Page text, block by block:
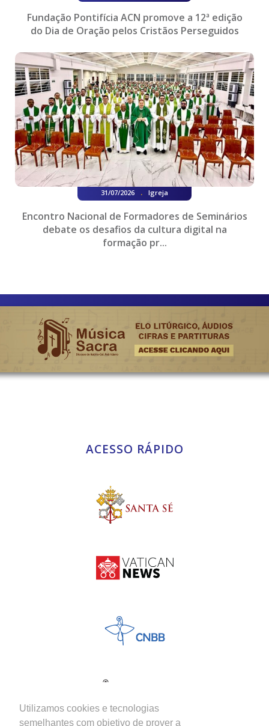
Utilizamos cookies e tecnologias
semelhantes com objetivo de prover a
Fundação Pontifícia ACN promove a 12ª edição
do Dia de Oração pelos Cristãos Perseguidos
31/07/2026 . Igreja
Encontro Nacional de Formadores de Seminários
debate os desafios da cultura digital na
formação pr...
ACESSO RÁPIDO